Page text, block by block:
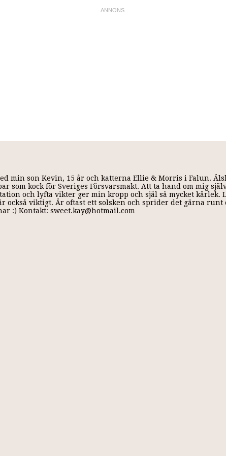
min son Kevin, 15 år och katterna Ellie & Morris i Falun.
som kock för Sveriges Försvarsmakt. Att ta hand om mig
och lyfta vikter ger min kropp och själ så mycket kärlek.
också viktigt. Är oftast ett solsken och sprider det gärna runt
:) Kontakt: sweet.kay@hotmail.com
människor, platser etc.. Ni vet när väl väl börjar förstå
måste jag säga... När det vänder och allt flyter åt rätt håll
välkomna mer positiva saker inom kort.
mer avslappnat i sovrummet samt så fick jag verkligen
från ILIA. Asså älskar hittills. Måste känna på